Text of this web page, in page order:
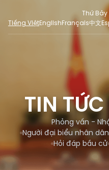
Thứ
Tiếng ViệtEnglishFrançais中文
TIN TỨC - SỰ KIỆN
Phỏng vấn - Nhận định
Ý kiến cử tri
Người đại biểu nhân dân
Tin nổi bật
ĐA PHƯƠNG TIỆN
Ảnh
DÀNH CHO BÁO CHÍ
MẠNG XÃ HỘI
SỐ LIỆU BẦU CỬ
TIN
Phỏng vấn -
Người đại biểu nhân dân
Hỏi đáp bầu cử